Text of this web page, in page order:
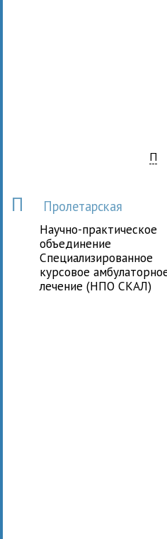
П
П Пролетарская
Научно-практическое
объединение
Специализированное
курсовое
лечение (НПО СКАЛ)